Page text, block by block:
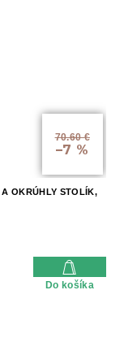
70.60 €
–7 %
OKRÚHLY STOLÍK,
Do košíka